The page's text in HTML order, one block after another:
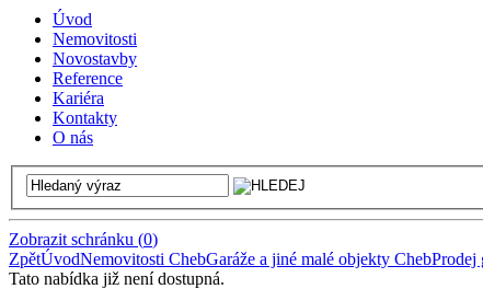
Úvod
Nemovitosti
Novostavby
Reference
Kariéra
Kontakty
O nás
Zobrazit schránku (0)
ZpětÚvodNemovitosti ChebGaráže a jiné malé objekty ChebProdej
Tato nabídka již není dostupná.